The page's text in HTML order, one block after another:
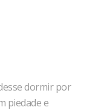
dormir por
piedade e